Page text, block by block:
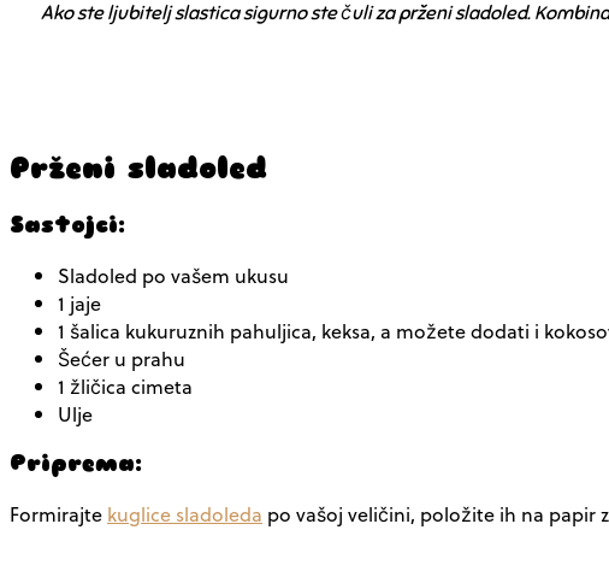
Ako ste ljubitelj slastica sigurno ste čuli za prženi sladoled.
Prženi sladoled
Sastojci:
Sladoled po vašem ukusu
1 jaje
1 šalica kukuruznih pahuljica, keksa, a možete dodati i
Šećer u prahu
1 žličica cimeta
Ulje
Priprema:
Formirajte kuglice sladoleda po vašoj veličini, položite ih na papir